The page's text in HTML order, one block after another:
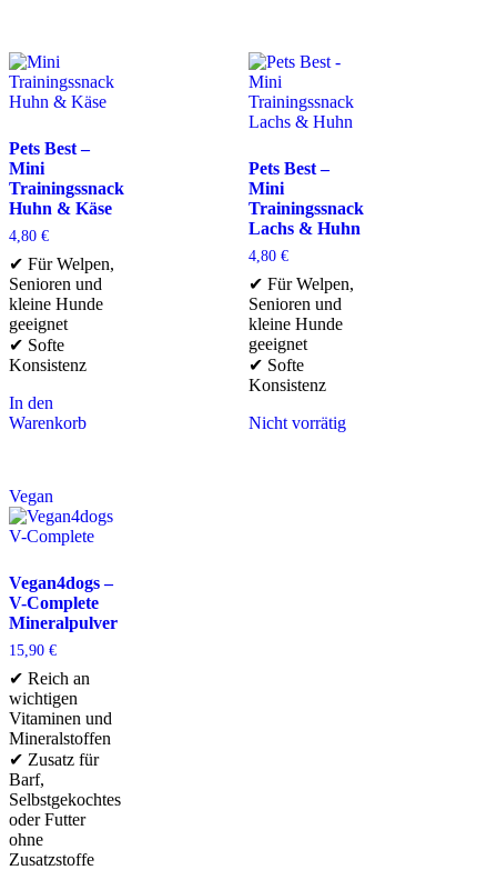
Pets Best –
Mini
Trainingssnack
Huhn & Käse
4,80 €
✔ Für Welpen,
Senioren und
kleine Hunde
geeignet
✔ Softe
Konsistenz
In den
Warenkorb
Pets Best –
Mini
Trainingssnack
Lachs & Huhn
4,80 €
✔ Für Welpen,
Senioren und
kleine Hunde
geeignet
✔ Softe
Konsistenz
Nicht vorrätig
Vegan
Vegan4dogs –
V-Complete
Mineralpulver
15,90 €
✔ Reich an
wichtigen
Vitaminen und
Mineralstoffen
✔ Zusatz für
Barf,
Selbstgekochtes
oder Futter
ohne
Zusatzstoffe